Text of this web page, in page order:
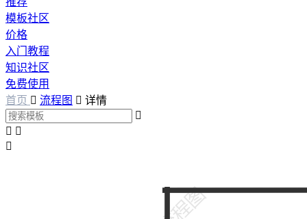
模板社区
价格
入门教程
知识社区
免费使用
首页  流程图  详情

 
